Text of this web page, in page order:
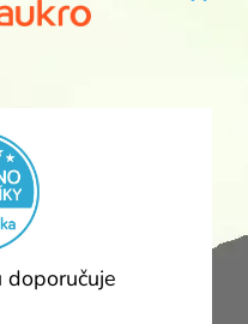
doporučuje